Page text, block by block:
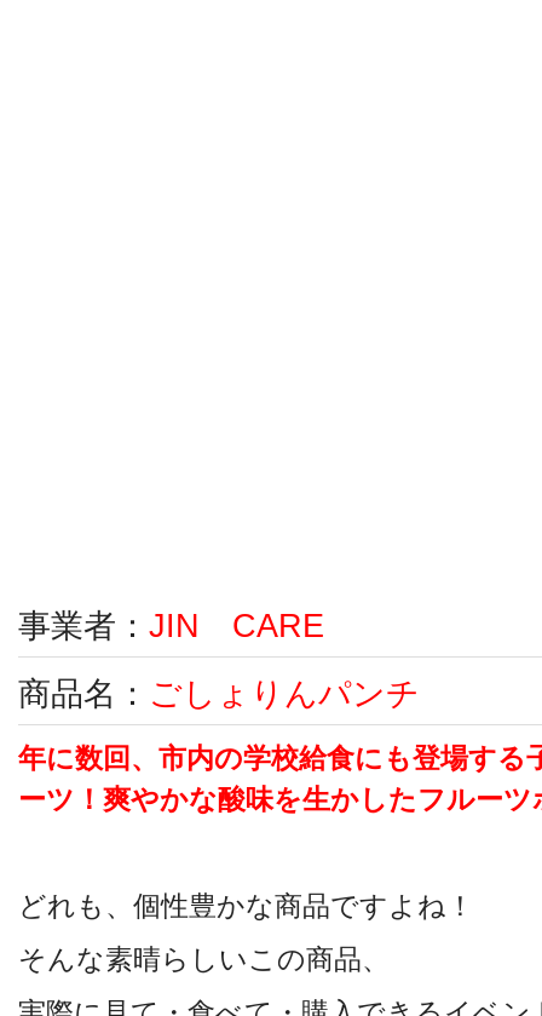
事業者： JIN CARE
商品名： ごしょりんパンチ
年に数回、市内の学校給食にも登場する
ーツ！爽やかな酸味を生かしたフルーツ
どれも、個性豊かな商品ですよね！
そんな素晴らしいこの商品、